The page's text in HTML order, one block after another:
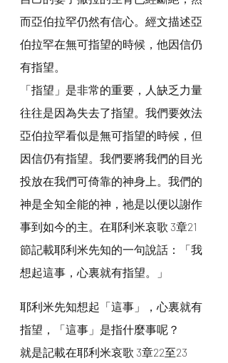
而亞伯拉罕仍然有信心。經文描述亞
伯拉罕在無可指望的時候，他因信仍
有指望。
「指望」是非常的重要，人缺乏力量
往往是因為失去了指望。我們要效法
亞伯拉罕看似是無可指望的時候，但
因信仍有指望。我們要將我們的目光
投放在我們可倚靠的神身上。我們的
神是全知全能的神，祂是以便以謝作
事到如今的主。在耶利米哀歌 3章21
節記載耶利米先知的一句說話：「我
想起這事，心裏就有指望。」
耶利米先知想起「這事」，心裏就有
指望，「這事」是指什麼事呢？
就是記載在耶利米哀歌 3章22至23